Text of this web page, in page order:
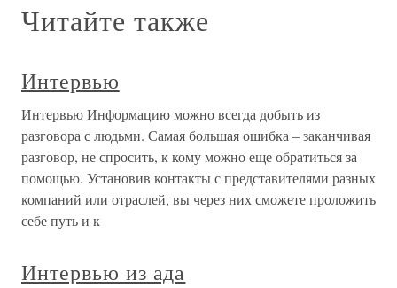
Читайте также
Интервью
Интервью Информацию можно всегда добыть из
разговора с людьми. Самая большая ошибка – заканчивая
разговор, не спросить, к кому можно еще обратиться за
помощью. Установив контакты с представителями разных
компаний или отраслей, вы через них сможете проложить
себе путь и к
Интервью из ада